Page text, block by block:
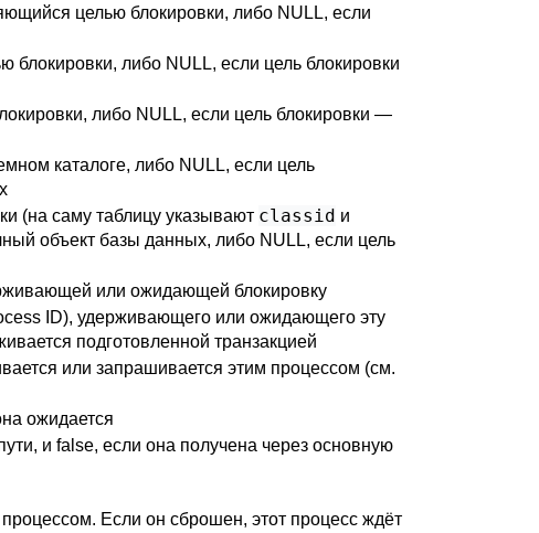
целью блокировки, либо NULL, если
либо NULL, если цель блокировки
либо NULL, если цель блокировки —
каталоге, либо NULL, если цель
(на саму таблицу указывают classid и
объект базы данных, либо NULL, если цель
или ожидающей блокировку
ID), удерживающего или ожидающего эту
подготовленной транзакцией
или запрашивается этим процессом (см.
ожидается
и false, если она получена через основную
Если он сброшен, этот процесс ждёт